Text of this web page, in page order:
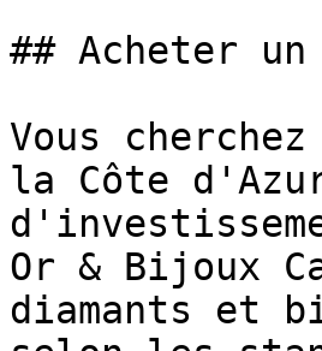
## Acheter
Vous
la Côte
Or & Bijoux
diamants et